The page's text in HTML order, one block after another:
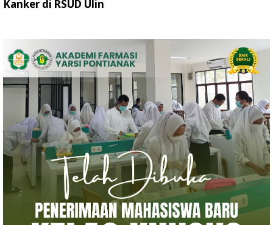
Kanker di RSUD Ulin